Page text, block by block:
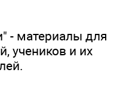
- материалы для
учеников и их